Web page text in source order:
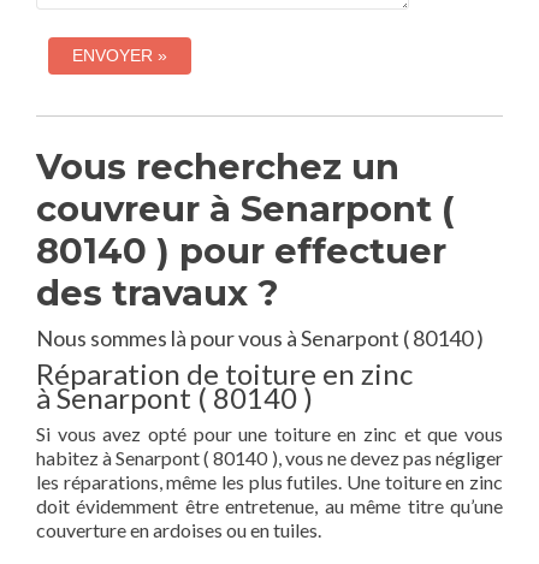
Vous recherchez un
couvreur à Senarpont (
80140 ) pour effectuer
des travaux ?
Nous sommes là pour vous à Senarpont ( 80140 )
Réparation de toiture en zinc
à Senarpont ( 80140 )
Si vous avez opté pour une toiture en zinc et que vous
habitez à Senarpont ( 80140 ), vous ne devez pas négliger
les réparations, même les plus futiles. Une toiture en zinc
doit évidemment être entretenue, au même titre qu’une
couverture en ardoises ou en tuiles.